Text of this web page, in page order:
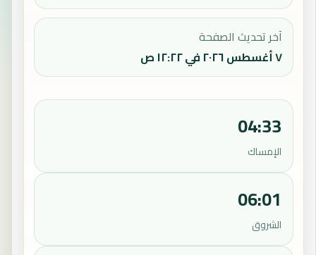
آخر تحديث الصفحة
٧ أغسطس ٢٠٢٦ في ١٢:٢٢ ص
04:33
الإمساك
06:01
الشروق